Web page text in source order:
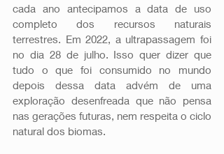
cada ano antecipamos a data de uso
completo dos recursos naturais
terrestres. Em 2022, a ultrapassagem foi
no dia 28 de julho. Isso quer dizer que
tudo o que foi consumido no mundo
depois dessa data advém de uma
exploração desenfreada que não pensa
nas gerações futuras, nem respeita o ciclo
natural dos biomas.